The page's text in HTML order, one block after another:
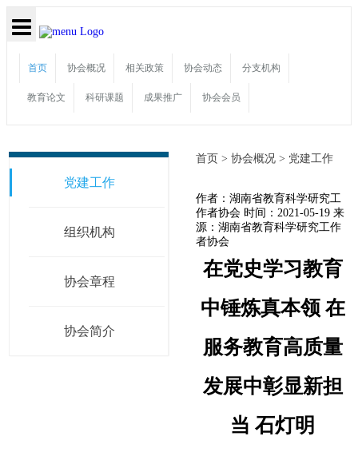
首页 协会概况 相关政策 协会动态 分支机构
教育论文 科研课题 成果推广 协会会员
党建工作
组织机构
协会章程
协会简介
首页 > 协会概况 > 党建工作
作者：湖南省教育科学研究工
作者协会 时间：2021-05-19 来
源：湖南省教育科学研究工作
者协会
在党史学习教育
中锤炼真本领 在
服务教育高质量
发展中彰显新担
当 石灯明